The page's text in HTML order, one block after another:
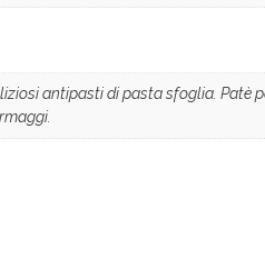
antipasti di pasta sfoglia. Patè